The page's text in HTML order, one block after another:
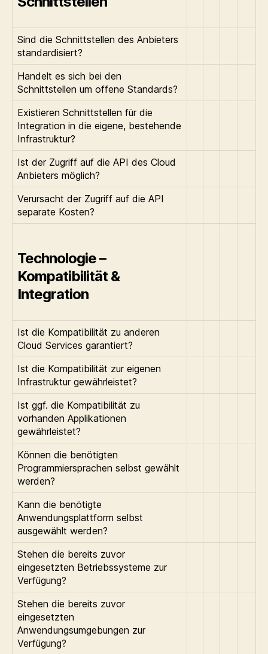
Sind die Schnittstellen des Anbieters
standardisiert?
Handelt es sich bei den
Schnittstellen um offene Standards?
Existieren Schnittstellen für die
Integration in die eigene, bestehende
Infrastruktur?
Ist der Zugriff auf die API des Cloud
Anbieters möglich?
Verursacht der Zugriff auf die API
separate Kosten?
Technologie –
Kompatibilität &
Integration
Ist die Kompatibilität zu anderen
Cloud Services garantiert?
Ist die Kompatibilität zur eigenen
Infrastruktur gewährleistet?
Ist ggf. die Kompatibilität zu
vorhanden Applikationen
gewährleistet?
Können die benötigten
Programmiersprachen selbst gewählt
werden?
Kann die benötigte
Anwendungsplattform selbst
ausgewählt werden?
Stehen die bereits zuvor
eingesetzten Betriebssysteme zur
Verfügung?
Stehen die bereits zuvor
eingesetzten
Anwendungsumgebungen zur
Verfügung?